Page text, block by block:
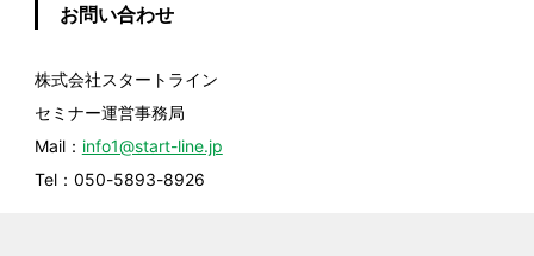
お問い合わせ
株式会社スタートライン
セミナー運営事務局
Mail： info1@start-line.jp
Tel：050-5893-8926